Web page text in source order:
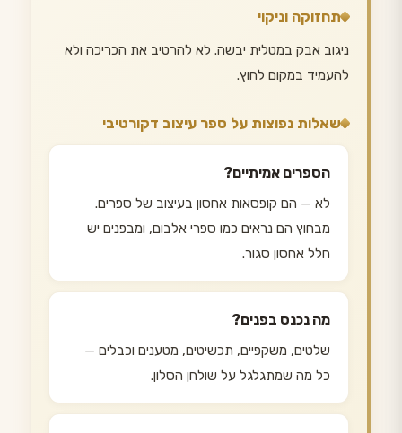
תחזוקה וניקוי
ניגוב אבק במטלית יבשה. לא להרטיב את הכריכה ולא
להעמיד במקום לחוץ.
שאלות נפוצות על ספר עיצוב דקורטיבי
הספרים אמיתיים?
לא — הם קופסאות אחסון בעיצוב של ספרים.
מבחוץ הם נראים כמו ספרי אלבום, ומבפנים יש
חלל אחסון סגור.
מה נכנס בפנים?
שלטים, משקפיים, תכשיטים, מטענים וכבלים —
כל מה שמתגלגל על שולחן הסלון.